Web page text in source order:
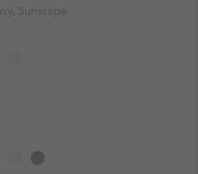
Sunscape